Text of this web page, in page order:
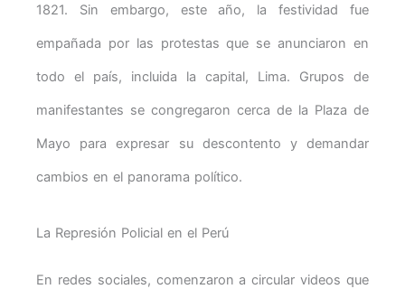
1821. Sin embargo, este año, la festividad fue
empañada por las protestas que se anunciaron en
todo el país, incluida la capital, Lima. Grupos de
manifestantes se congregaron cerca de la Plaza de
Mayo para expresar su descontento y demandar
cambios en el panorama político.
La Represión Policial en el Perú
En redes sociales, comenzaron a circular videos que